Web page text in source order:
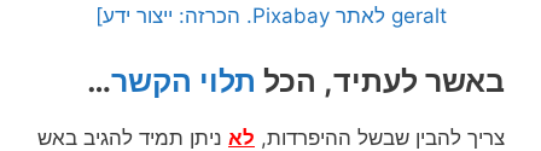
geralt לאתר Pixabay. הכרזה: ייצור ידע]
באשר לעתיד, הכל תלוי הקשר…
צריך להבין שבשל ההיפרדות, לא ניתן תמיד להגיב באש